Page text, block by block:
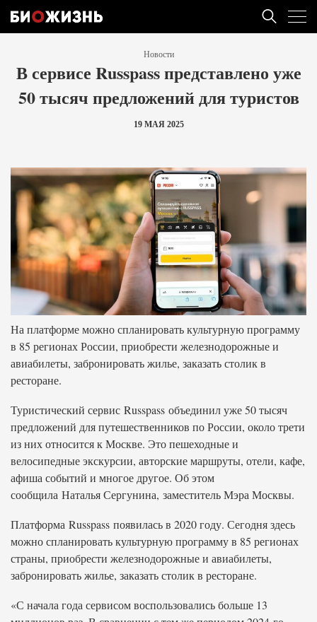
Новости
В сервисе Russpass представлено уже
50 тысяч предложений для туристов
19 МАЯ 2025
На платформе можно спланировать культурную программу
в 85 регионах России, приобрести железнодорожные и
авиабилеты, забронировать жилье, заказать столик в
ресторане.
Туристический сервис Russpass объединил уже 50 тысяч
предложений для путешественников по России, около трети
из них относится к Москве. Это пешеходные и
велосипедные экскурсии, авторские маршруты, отели, кафе,
афиша событий и многое другое. Об этом
сообщила Наталья Сергунина, заместитель Мэра Москвы.
Платформа Russpass появилась в 2020 году. Сегодня здесь
можно спланировать культурную программу в 85 регионах
страны, приобрести железнодорожные и авиабилеты,
забронировать жилье, заказать столик в ресторане.
«С начала года сервисом воспользовались больше 13